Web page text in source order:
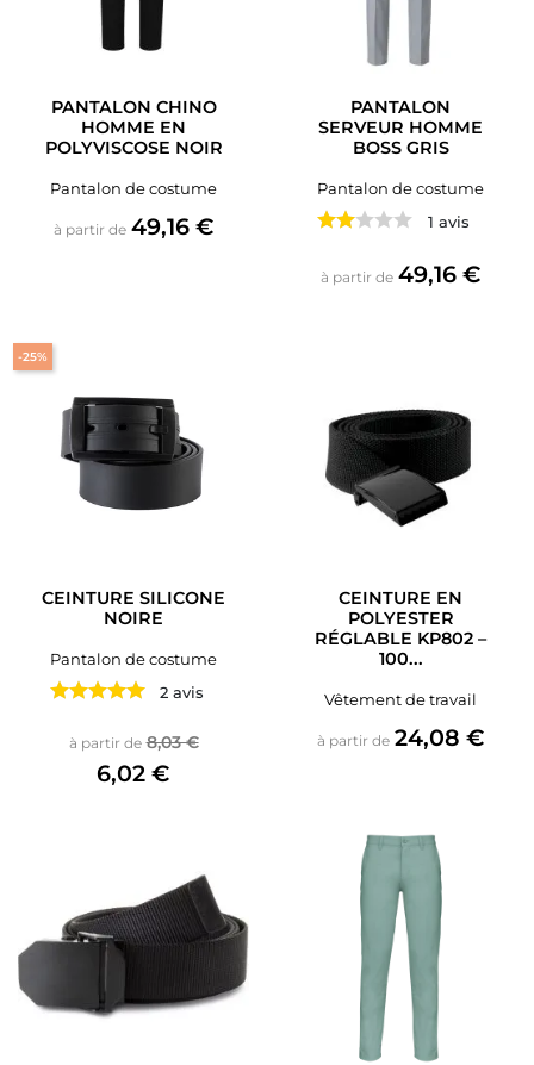
PANTALON CHINO
HOMME EN
POLYVISCOSE NOIR
Pantalon de costume
à partir de Prix
49,16 €
PANTALON
SERVEUR HOMME
BOSS GRIS
Pantalon de costume
1 avis
à partir de Prix
49,16 €
CEINTURE SILICONE
NOIRE
Pantalon de costume
2 avis
à partir de Prix de base
8,03 €Prix
6,02 €
-25%
CEINTURE EN
POLYESTER
RÉGLABLE KP802 –
100...
Vêtement de travail
à partir de Prix
24,08 €